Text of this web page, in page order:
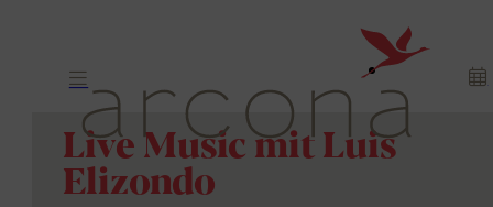
Live Music mit Luis
Elizondo